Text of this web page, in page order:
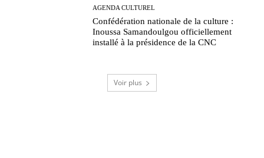
AGENDA CULTUREL
Confédération nationale de la culture :
Inoussa Samandoulgou officiellement
installé à la présidence de la CNC
Voir plus